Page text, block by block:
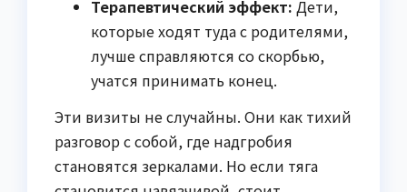
Терапевтический эффект: Дети,
которые ходят туда с родителями,
лучше справляются со скорбью,
учатся принимать конец.
Эти визиты не случайны. Они как тихий
разговор с собой, где надгробия
становятся зеркалами. Но если тяга